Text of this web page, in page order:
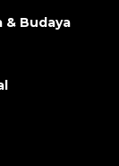
& Budaya